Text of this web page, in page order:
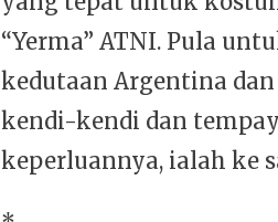
“Yerma” ATNI. Pula
kedutaan Argentina
kendi-kendi dan
keperluannya, ialah ke